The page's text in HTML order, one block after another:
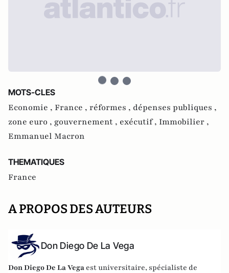
MOTS-CLES
Economie , France , réformes , dépenses publiques ,
zone euro , gouvernement , exécutif , Immobilier ,
Emmanuel Macron
THEMATIQUES
France
A PROPOS DES AUTEURS
Don Diego De La Vega
Don Diego De La Vega est universitaire, spécialiste de